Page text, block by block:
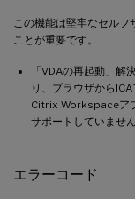
この機能は堅牢なセル
ことが重要です。
「VDAの再起動」解
り、ブラウザから
Citrix Workspaceア
サポートしていません
エラーコード